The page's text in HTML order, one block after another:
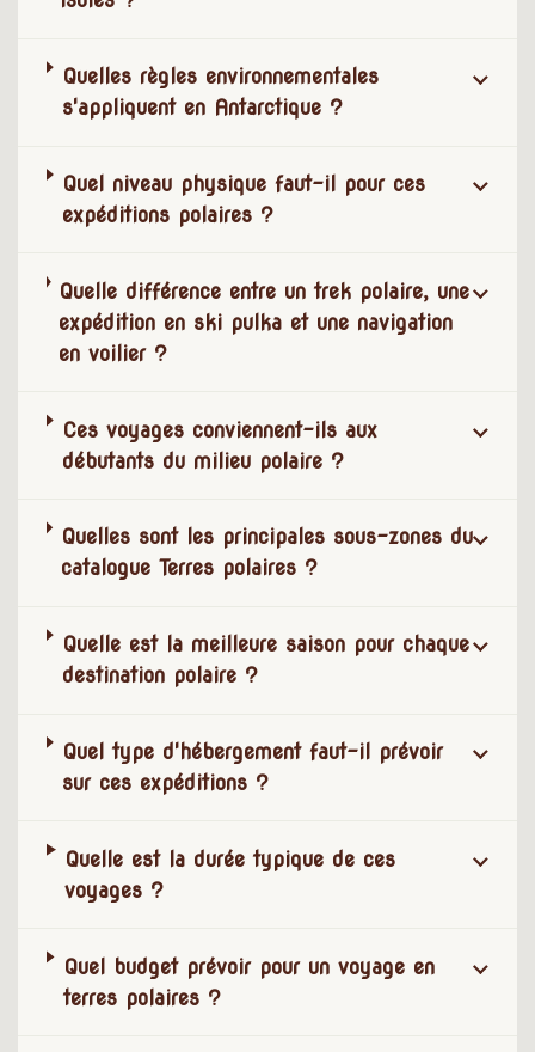
Quelles règles environnementales
s'appliquent en Antarctique ?
Quel niveau physique faut-il pour ces
expéditions polaires ?
Quelle différence entre un trek polaire, une
expédition en ski pulka et une navigation
en voilier ?
Ces voyages conviennent-ils aux
débutants du milieu polaire ?
Quelles sont les principales sous-zones du
catalogue Terres polaires ?
Quelle est la meilleure saison pour chaque
destination polaire ?
Quel type d'hébergement faut-il prévoir
sur ces expéditions ?
Quelle est la durée typique de ces
voyages ?
Quel budget prévoir pour un voyage en
terres polaires ?